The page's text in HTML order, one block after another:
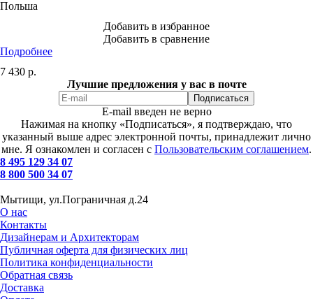
Польша
Добавить в избранное
Добавить в сравнение
Подробнее
7 430 р.
Лучшие предложения у вас в почте
E-mail введен не верно
Нажимая на кнопку «Подписаться», я подтверждаю, что
указанный выше адрес электронной почты, принадлежит лично
мне. Я ознакомлен и согласен с Пользовательским соглашением.
8 495 129 34 07
8 800 500 34 07
Мытищи, ул.Пограничная д.24
О нас
Контакты
Дизайнерам и Архитекторам
Публичная оферта для физических лиц
Политика конфиденциальности
Обратная связь
Доставка